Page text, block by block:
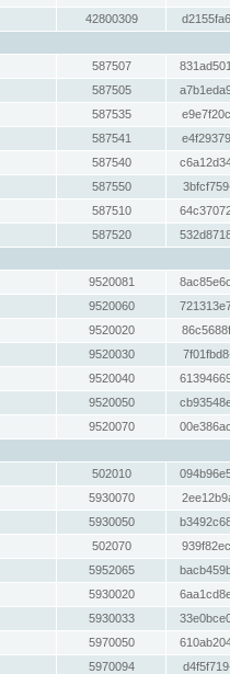
42800309
587507
587505
587535
587541
587540
587550
587510
587520
9520081
9520060
9520020
9520030
9520040
9520050
9520070
502010
5930070
5930050
502070
5952065
5930020
5930033
5970050
5970094